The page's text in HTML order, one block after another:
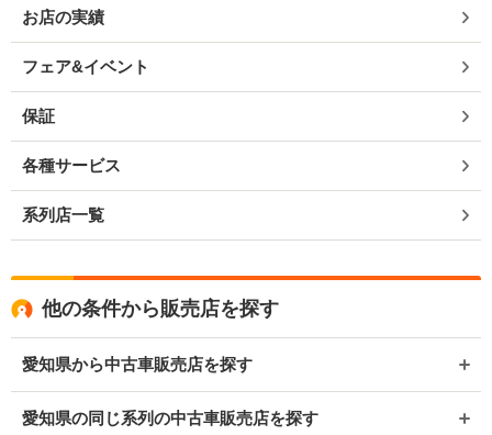
お店の実績
フェア&イベント
保証
各種サービス
系列店一覧
他の条件から販売店を探す
愛知県から中古車販売店を探す
愛知県の同じ系列の中古車販売店を探す